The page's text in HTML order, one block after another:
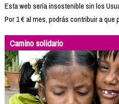
Esta web sería insostenible sin los
Por 1 € al mes, podrás contribuir a que
Camino solidario